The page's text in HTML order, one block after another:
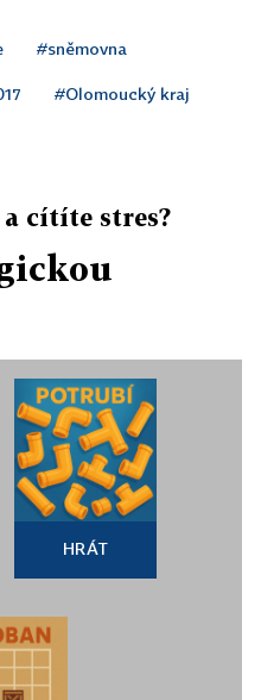
#sněmovna
#Olomoucký kraj
a cítíte stres?
HRÁT